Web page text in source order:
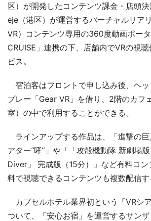
区）が開発したコンテンツ課金・店頭決
eje（港区）が運営するバーチャルリア
VR）コンテンツ専用の360度動画ポー
CRUISE」連携の下、店舗内でVRの視
ビス。
宿泊客はフロントで申し込み後、ヘッ
プレー「Gear VR」を借り、2階のカフ
室）の中で利用することができる。
ラインアップする作品は、「進撃の
アター“哮”」や「「攻殻機動隊 新劇場
Diver」 完成版（15分）」など有料コ
料で視聴できるコンテンツも複数配信す
カプセルホテル業界初という「VRシ
ついて、「安心お宿」を運営するサン